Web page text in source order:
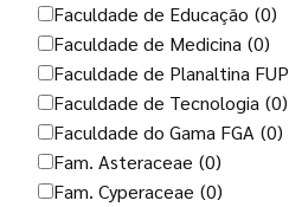
Faculdade de Educação (0)
Faculdade de Medicina (0)
Faculdade de Planaltina FUP
Faculdade de Tecnologia (0)
Faculdade do Gama FGA (0)
Fam. Asteraceae (0)
Fam. Cyperaceae (0)